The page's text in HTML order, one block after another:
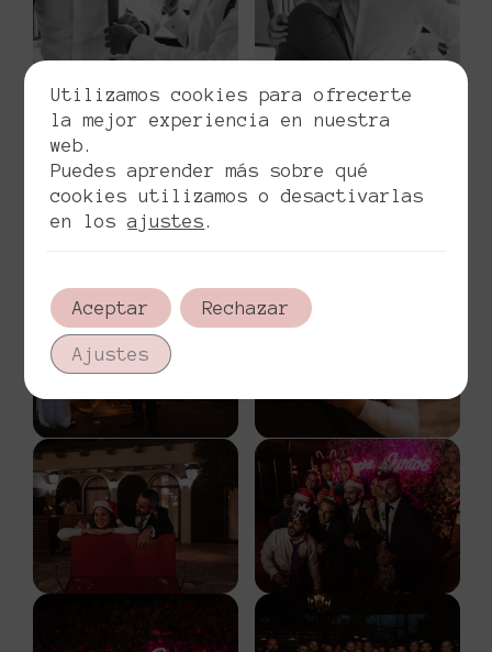
Utilizamos cookies para ofrecerte
la mejor experiencia en nuestra
web.
Puedes aprender más sobre qué
cookies utilizamos o desactivarlas
en losajustes.
Aceptar Rechazar
Ajustes